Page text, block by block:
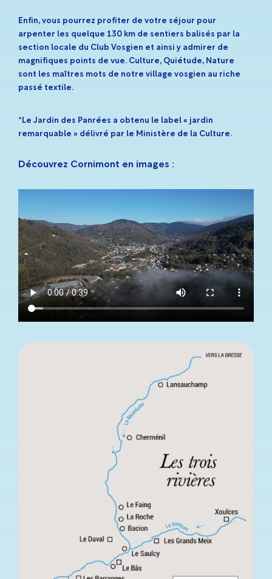
Enfin, vous pourrez profiter de votre séjour pour
arpenter les quelque 130 km de sentiers balisés par la
section locale du Club Vosgien et ainsi y admirer de
magnifiques points de vue. Culture, Quiétude, Nature
sont les maîtres mots de notre village vosgien au riche
passé textile.
*Le Jardin des Panrées a obtenu le label « jardin
remarquable » délivré par le Ministère de la Culture.
Découvrez Cornimont en images :